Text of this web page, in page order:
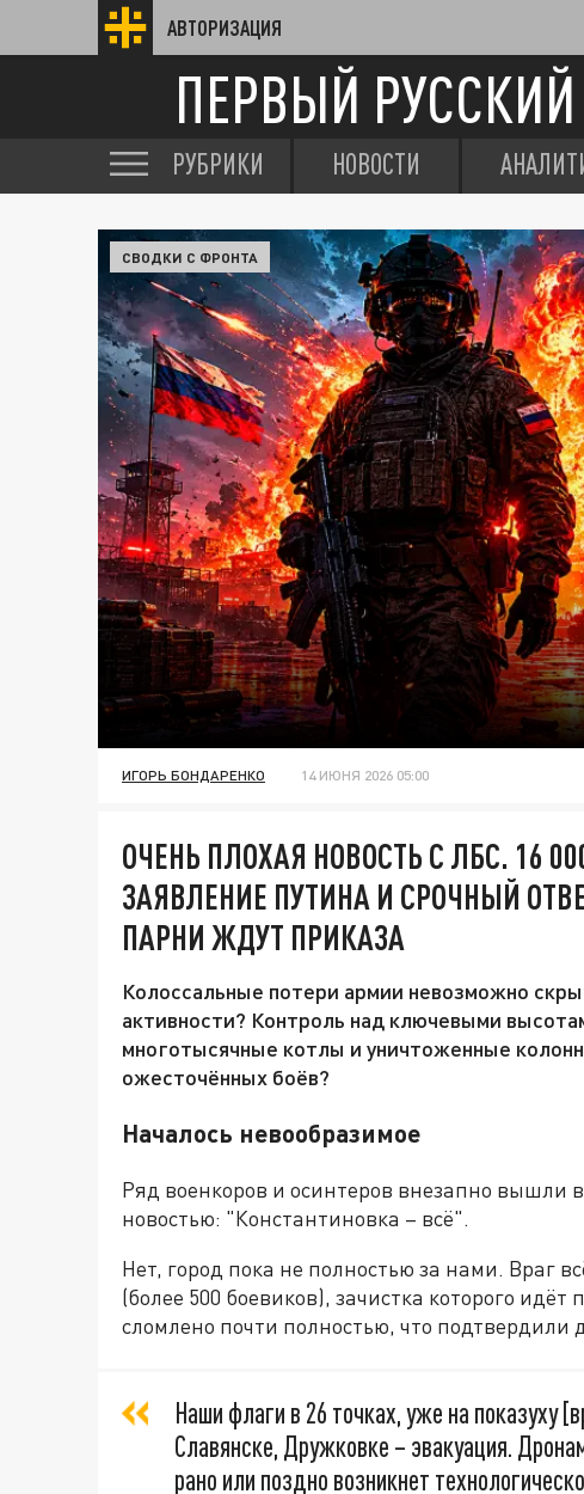
АВТОРИЗАЦИЯ
ПЕРВЫЙ РУССКИЙ
РУБРИКИ НОВОСТИ
СВОДКИ С ФРОНТА
ИГОРЬ БОНДАРЕНКО 14 ИЮНЯ 2026 05:00
ОЧЕНЬ ПЛОХАЯ НОВОСТЬ С ЛБС. 16
ЗАЯВЛЕНИЕ ПУТИНА И СРОЧНЫЙ
ПАРНИ ЖДУТ ПРИКАЗА
Колоссальные потери армии невозможно
активности? Контроль над ключевыми
многотысячные котлы и уничтоженные
ожесточённых боёв?
Началось невообразимое
Ряд военкоров и осинтеров внезапно вышли
новостью: "Константиновка – всё".
Нет, город пока не полностью за нами. Враг
(более 500 боевиков), зачистка которого
сломлено почти полностью, что подтвердили
Наши флаги в 26 точках, уже на показуху
Славянске, Дружковке – эвакуация.
рано или поздно возникнет